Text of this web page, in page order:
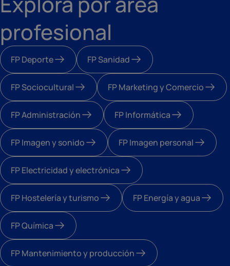
profesional
FP Deporte FP Sanidad
FP Sociocultural FP Marketing y Comercio
FP Administración FP Informática
FP Imagen y sonido FP Imagen personal
FP Electricidad y electrónica
FP Hostelería y turismo FP Energía y agua
FP Química
FP Mantenimiento y producción